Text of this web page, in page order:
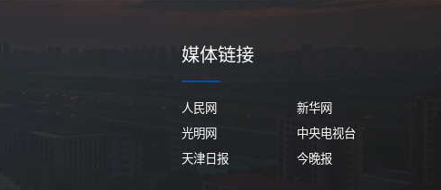
媒体链接
人民网
新华网
光明网
中央电视台
天津日报
今晚报